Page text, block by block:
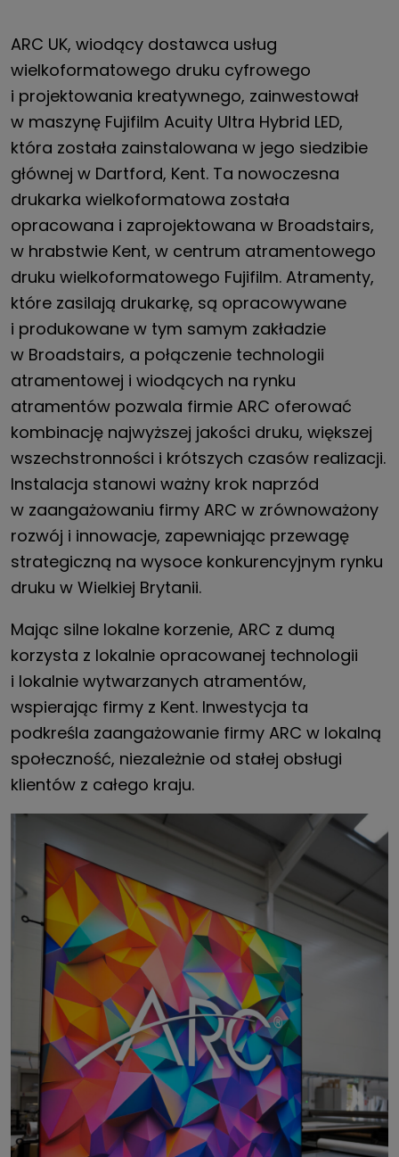
ARC UK, wiodący dostawca usług
wielkoformatowego druku cyfrowego
i projektowania kreatywnego, zainwestował
w maszynę Fujifilm Acuity Ultra Hybrid LED,
która została zainstalowana w jego siedzibie
głównej w Dartford, Kent. Ta nowoczesna
drukarka wielkoformatowa została
opracowana i zaprojektowana w Broadstairs,
w hrabstwie Kent, w centrum atramentowego
druku wielkoformatowego Fujifilm. Atramenty,
które zasilają drukarkę, są opracowywane
i produkowane w tym samym zakładzie
w Broadstairs, a połączenie technologii
atramentowej i wiodących na rynku
atramentów pozwala firmie ARC oferować
kombinację najwyższej jakości druku, większej
wszechstronności i krótszych czasów realizacji.
Instalacja stanowi ważny krok naprzód
w zaangażowaniu firmy ARC w zrównoważony
rozwój i innowacje, zapewniając przewagę
strategiczną na wysoce konkurencyjnym rynku
druku w Wielkiej Brytanii.
Mając silne lokalne korzenie, ARC z dumą
korzysta z lokalnie opracowanej technologii
i lokalnie wytwarzanych atramentów,
wspierając firmy z Kent. Inwestycja ta
podkreśla zaangażowanie firmy ARC w lokalną
społeczność, niezależnie od stałej obsługi
klientów z całego kraju.